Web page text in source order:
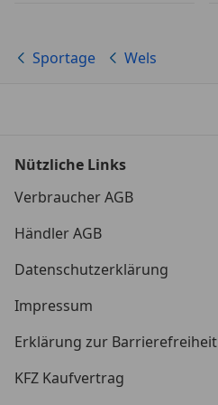
Sportage Wels
Nützliche Links
Verbraucher AGB
Händler AGB
Datenschutzerklärung
Impressum
Erklärung zur Barrierefreiheit
KFZ Kaufvertrag